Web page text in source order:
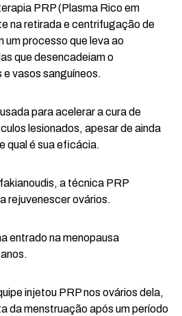
PRP (Plasma Rico em
na retirada e centrifugação de
um processo que leva ao
que desencadeiam o
vasos sanguíneos.
para acelerar a cura de
lesionados, apesar de ainda
qual é sua eficácia.
a técnica PRP
rejuvenescer ovários.
entrado na menopausa
injetou PRP nos ovários dela,
da menstruação após um período